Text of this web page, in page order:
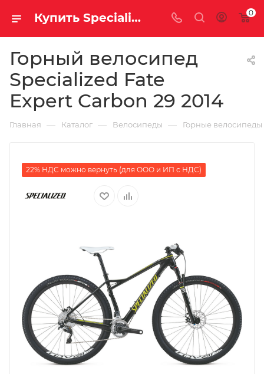
Купить Specialized Fate Expert Carbon 29 2014 за рублей, а со скидкой 0
Горный велосипед
Specialized Fate
Expert Carbon 29 2014
Главная — Каталог — Велосипеды — Горные велосипеды
22% НДС можно вернуть (для ООО и ИП с НДС)